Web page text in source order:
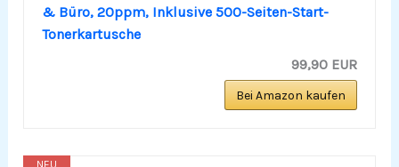
& Büro, 20ppm, Inklusive 500-Seiten-Start-
Tonerkartusche
99,90 EUR
Bei Amazon kaufen
NEU